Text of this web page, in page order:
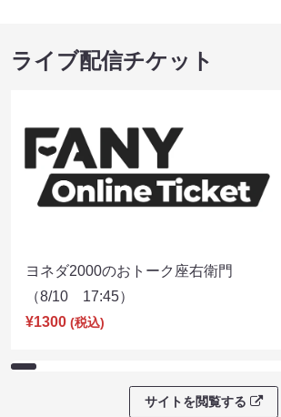
ライブ配信チケット
ヨネダ2000のおトーク座右衛門
（8/10 17:45）
¥1300 (税込)
サイトを閲覧する